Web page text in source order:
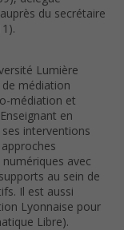
du secrétaire
Lumière
médiation
médiation et
en
interventions
avec
au sein de
Il est aussi
Lyonnaise pour
Libre).